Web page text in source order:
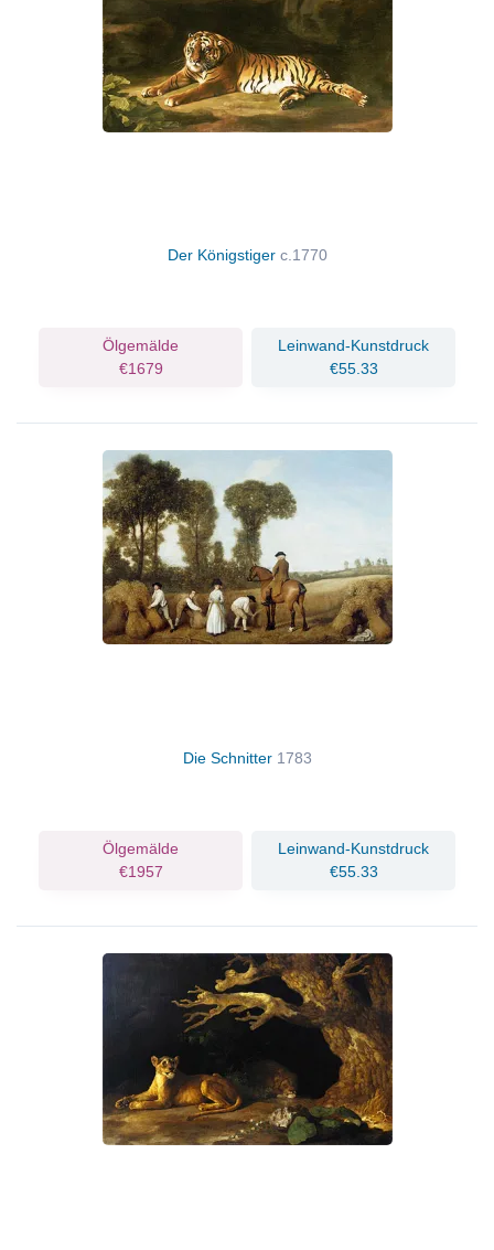
Der Königstiger c.1770
Ölgemälde
€1679
Leinwand-Kunstdruck
€55.33
Die Schnitter 1783
Ölgemälde
€1957
Leinwand-Kunstdruck
€55.33